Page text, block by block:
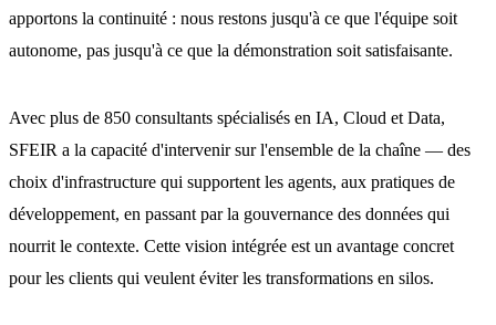
apportons la continuité : nous restons jusqu'à ce que l'équipe soit
autonome, pas jusqu'à ce que la démonstration soit satisfaisante.
Avec plus de 850 consultants spécialisés en IA, Cloud et Data,
SFEIR a la capacité d'intervenir sur l'ensemble de la chaîne — des
choix d'infrastructure qui supportent les agents, aux pratiques de
développement, en passant par la gouvernance des données qui
nourrit le contexte. Cette vision intégrée est un avantage concret
pour les clients qui veulent éviter les transformations en silos.